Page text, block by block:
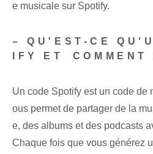
e musicale sur Spotify.
– QU'EST-CE
IFY ET⁤
Un code Spotify est un code de
ous permet de partager de la
e, des albums et des podcasts
Chaque fois que vous générez